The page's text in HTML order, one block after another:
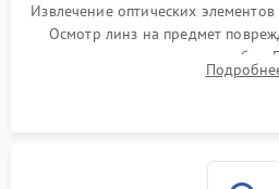
Извлечение оптических
Осмотр линз на предмет
покрытия или появления грибка.
спецрастворами. Проверка